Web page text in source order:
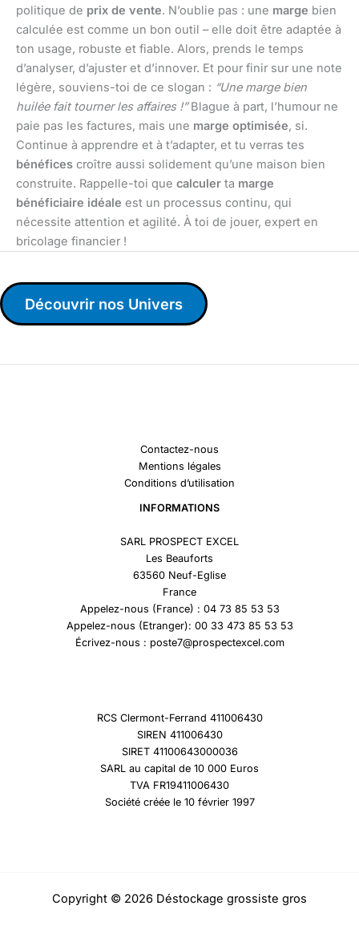
politique de prix de vente. N’oublie pas : une marge bien
calculée est comme un bon outil – elle doit être adaptée à
ton usage, robuste et fiable. Alors, prends le temps
d’analyser, d’ajuster et d’innover. Et pour finir sur une note
légère, souviens-toi de ce slogan : “Une marge bien
huilée fait tourner les affaires !”Blague à part, l’humour ne
paie pas les factures, mais une marge optimisée, si.
Continue à apprendre et à t’adapter, et tu verras tes
bénéfices croître aussi solidement qu’une maison bien
construite. Rappelle-toi que calculer ta marge
bénéficiaire idéale est un processus continu, qui
nécessite attention et agilité. À toi de jouer, expert en
bricolage financier !
Découvrir nos Univers
Contactez-nous
Mentions légales
Conditions d’utilisation
INFORMATIONS
SARL PROSPECT EXCEL
Les Beauforts
63560 Neuf-Eglise
France
Appelez-nous (France) : 04 73 85 53 53
Appelez-nous (Etranger): 00 33 473 85 53 53
Écrivez-nous : poste7@prospectexcel.com
RCS Clermont-Ferrand 411006430
SIREN 411006430
SIRET 41100643000036
SARL au capital de 10 000 Euros
TVA FR19411006430
Société créée le 10 février 1997
Copyright © 2026 Déstockage grossiste gros